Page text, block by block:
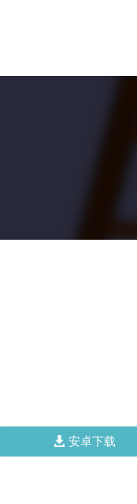
安卓下载